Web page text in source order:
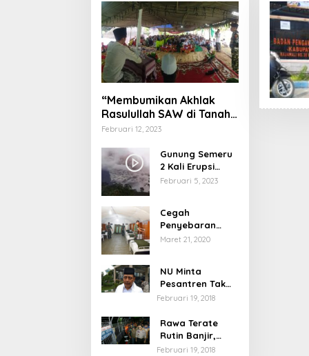
“Membumikan Akhlak
Rasulullah SAW di Tanah
Nusantara”
Februari 12, 2023
Gunung Semeru
2 Kali Erupsi
dengan Tinggi
Februari 5, 2023
Cegah
Penyebaran
Virus Corona,
Pelayanan
Maret 21, 2020
NU Minta
Pesantren Tak
Terprovokasi
Februari 19, 2018
Rawa Terate
Rutin Banjir,
Anies Bakal Cek
Februari 19, 2018